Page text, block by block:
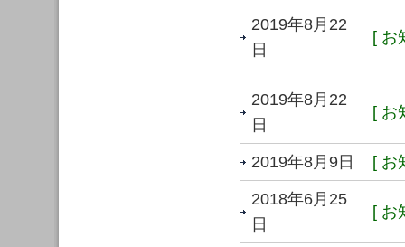
2019年8月22
日
[ お
2019年8月22
日
[ お
2019年8月9日 [ お
2018年6月25
日
[ お